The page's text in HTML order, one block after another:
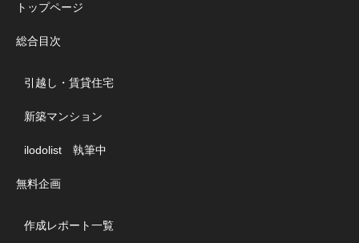
トップページ
総合目次
引越し・賃貸住宅
新築マンション
ilodolist 執筆中
無料企画
作成レポート一覧